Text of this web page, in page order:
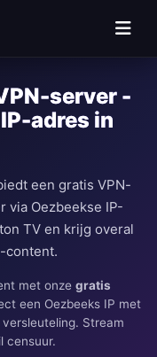
server -
adres in
een gratis VPN-
via Oezbeekse IP-
TV en krijg overal
content.
met onze gratis
een Oezbeeks IP met
Stream
censuur.